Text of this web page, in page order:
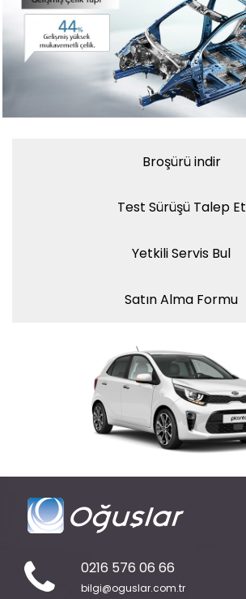
Broşürü indir
Test Sürüşü Talep Et
Yetkili Servis Bul
Satın Alma Formu
0216 576 06 66
bilgi@oguslar.com.tr